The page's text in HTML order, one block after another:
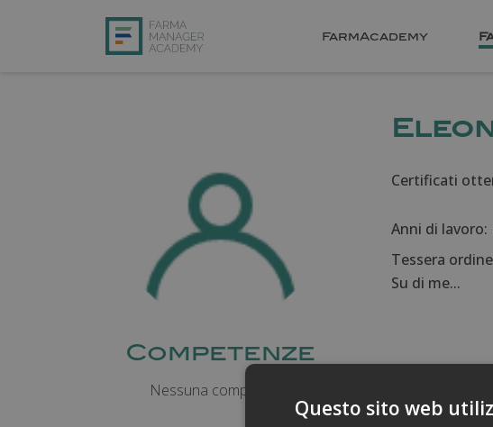
FarmAcademy
Competenze
Nessuna competenza
Certificati
Anni di lavoro:
Tessera
Su di me...
Questo sito web